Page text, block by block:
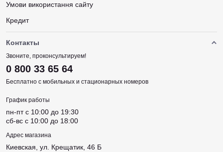
Умови використання сайту
Кредит
Контакты
Звоните, проконсультируем!
0 800 33 65 64
Бесплатно с мобильных и стационарных номеров
График работы
пн-пт c 10:00 до 19:30
сб-вс c 10:00 до 18:00
Адрес магазина
Киевская, ул. Крещатик, 46 Б